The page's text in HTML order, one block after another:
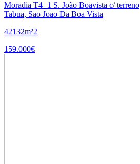
Moradia T4+1 S. João Boavista c/ terreno
Tabua, Sao Joao Da Boa Vista
42132m²2
159.000€